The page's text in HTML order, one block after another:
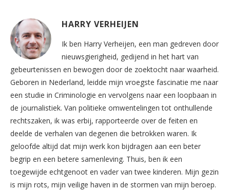
HARRY VERHEIJEN
Ik ben Harry Verheijen, een man gedreven door
nieuwsgierigheid, gedijend in het hart van
gebeurtenissen en bewogen door de zoektocht naar waarheid.
Geboren in Nederland, leidde mijn vroegste fascinatie me naar
een studie in Criminologie en vervolgens naar een loopbaan in
de journalistiek. Van politieke omwentelingen tot onthullende
rechtszaken, ik was erbij, rapporteerde over de feiten en
deelde de verhalen van degenen die betrokken waren. Ik
geloofde altijd dat mijn werk kon bijdragen aan een beter
begrip en een betere samenleving. Thuis, ben ik een
toegewijde echtgenoot en vader van twee kinderen. Mijn gezin
is mijn rots, mijn veilige haven in de stormen van mijn beroep.